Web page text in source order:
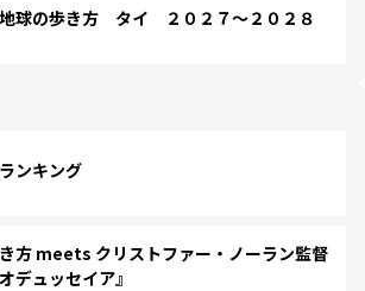
球の歩き方 タイ ２０２７～２０２８
ンキング
方 meets クリストファー・ノーラン監督
デュッセイア』